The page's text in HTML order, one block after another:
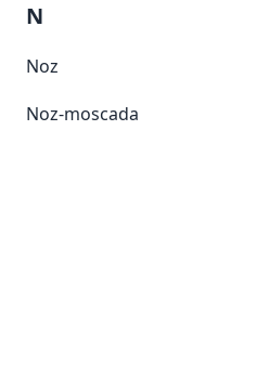
N
Noz
Noz-moscada